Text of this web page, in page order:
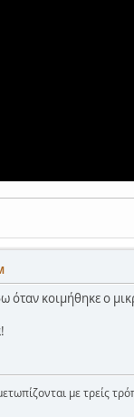
όταν κοιμήθηκε ο
με τρείς